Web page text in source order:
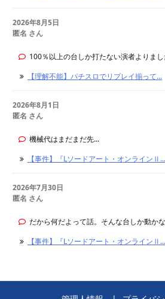
2026年8月5日
匿名 さん
100％以上の台しか打たない演者よりま
【理解不能】パチスロでリプレイ揃って...
2026年8月1日
匿名 さん
機械代はまだまだ先...
【事件】『Lソードアート・オンラインⅡ...
2026年7月30日
匿名 さん
だから何だよって話。そんな台しか動か
【事件】『Lソードアート・オンラインⅡ...